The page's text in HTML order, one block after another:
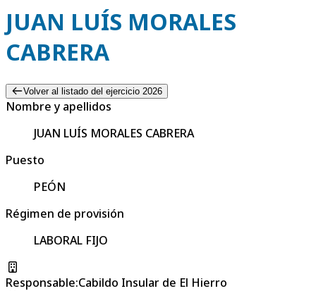
JUAN LUÍS MORALES
CABRERA
Volver al listado del ejercicio 2026
Nombre y apellidos
JUAN LUÍS MORALES CABRERA
Puesto
PEÓN
Régimen de provisión
LABORAL FIJO
Responsable:Cabildo Insular de El Hierro